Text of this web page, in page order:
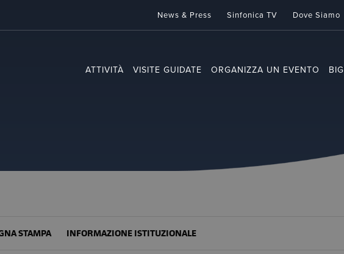
ATTIVITÀ VISITE GUIDATE ORGANIZZA UN EVENTO
News & Press Sinfonica TV Dove Siamo
STAMPA INFORMAZIONE ISTITUZIONALE